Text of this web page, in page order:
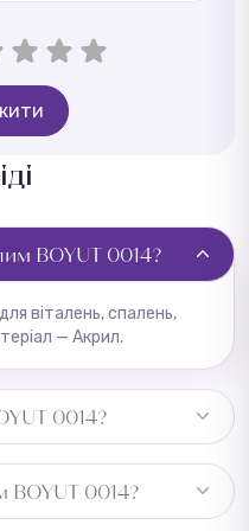
BOYUT 0014?
віталень, спалень,
— Акрил.
0014?
BOYUT 0014?